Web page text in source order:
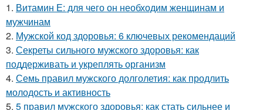
1. Витамин Е: для чего он необходим женщинам и
мужчинам
2. Мужской код здоровья: 6 ключевых рекомендаций
3. Секреты сильного мужского здоровья: как
поддерживать и укреплять организм
4. Семь правил мужского долголетия: как продлить
молодость и активность
5. 5 правил мужского здоровья: как стать сильнее и